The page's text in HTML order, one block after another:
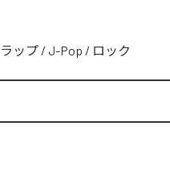
ップ / J-Pop / ロック